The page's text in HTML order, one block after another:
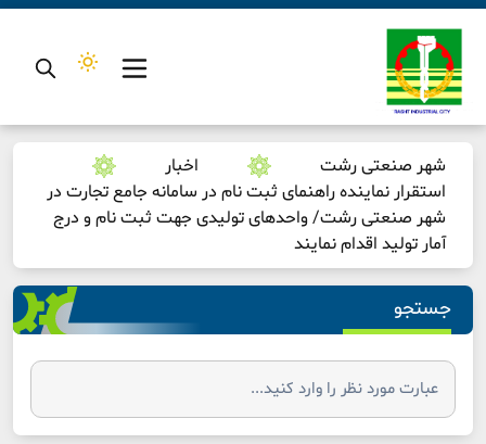
شهر صنعتی رشت
اخبار
استقرار نماینده راهنمای ثبت نام در سامانه جامع تجارت در
شهر صنعتی رشت/ واحدهای تولیدی جهت ثبت نام و درج
آمار تولید اقدام نمایند
جستجو